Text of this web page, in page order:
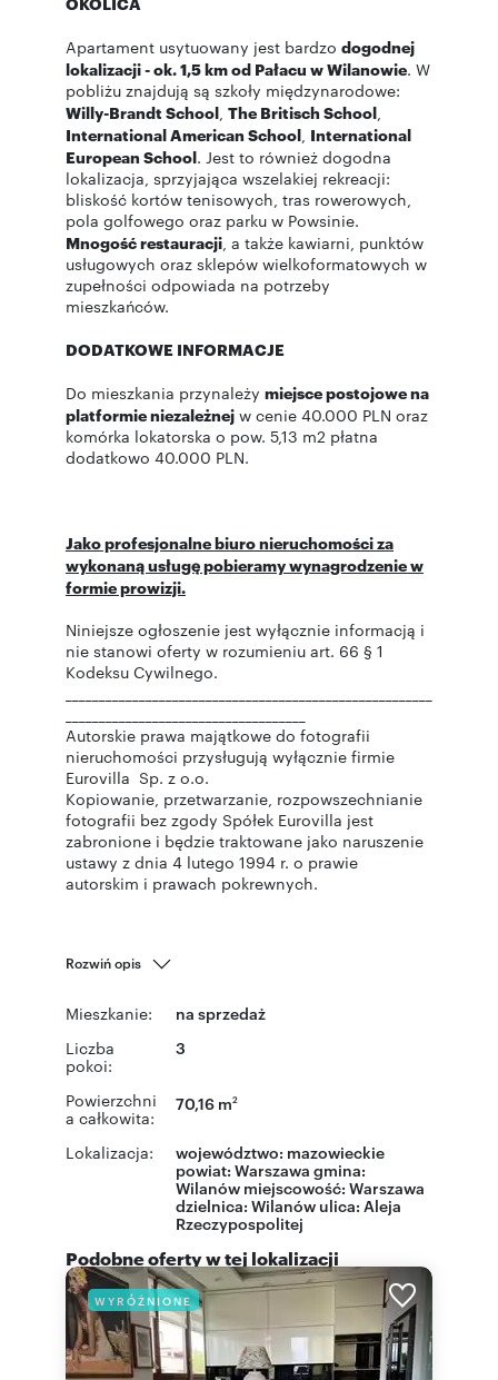
Apartament usytuowany jest bardzo dogodnej
lokalizacji - ok. 1,5 km od Pałacu w Wilanowie. W
pobliżu znajdują są szkoły międzynarodowe:
Willy-Brandt School, The Britisch School,
International American School, International
European School. Jest to również dogodna
lokalizacja, sprzyjająca wszelakiej rekreacji:
bliskość kortów tenisowych, tras rowerowych,
pola golfowego oraz parku w Powsinie.
Mnogość restauracji, a także kawiarni, punktów
usługowych oraz sklepów wielkoformatowych w
zupełności odpowiada na potrzeby
mieszkańców.
DODATKOWE INFORMACJE
Do mieszkania przynależy miejsce postojowe na
platformie niezależnej w cenie 40.000 PLN oraz
komórka lokatorska o pow. 5,13 m2 płatna
dodatkowo 40.000 PLN.
Jako profesjonalne biuro nieruchomości za
wykonaną usługę pobieramy wynagrodzenie w
formie prowizji.
Niniejsze ogłoszenie jest wyłącznie informacją i
nie stanowi oferty w rozumieniu art. 66 § 1
Kodeksu Cywilnego.
Autorskie prawa majątkowe do fotografii
nieruchomości przysługują wyłącznie firmie
Eurovilla Sp. z o.o.
Kopiowanie, przetwarzanie, rozpowszechnianie
fotografii bez zgody Spółek Eurovilla jest
zabronione i będzie traktowane jako naruszenie
ustawy z dnia 4 lutego 1994 r. o prawie
autorskim i prawach pokrewnych.
Rozwiń opis
Mieszkanie: na sprzedaż
Liczba
pokoi:
3
Powierzchni
a całkowita:
70,16 m2
Lokalizacja: województwo: mazowieckie
powiat: Warszawa gmina:
Wilanów miejscowość: Warszawa
dzielnica: Wilanów ulica: Aleja
Rzeczypospolitej
Podobne oferty w tej lokalizacji
WYRÓŻNIONE